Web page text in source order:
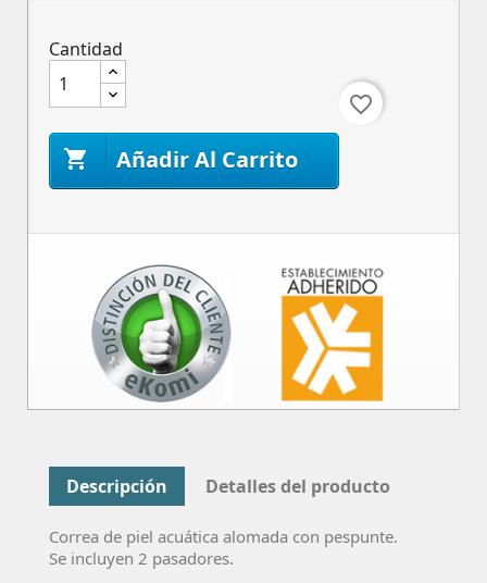
Cantidad
 Añadir Al Carrito
favorite_border
Descripción Detalles del producto
Correa de piel acuática alomada con pespunte.
Se incluyen 2 pasadores.